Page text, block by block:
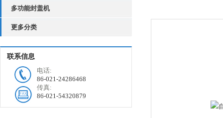
多功能封盖机
更多分类
联系信息
电话:
86-021-24286468
传真:
86-021-54320879